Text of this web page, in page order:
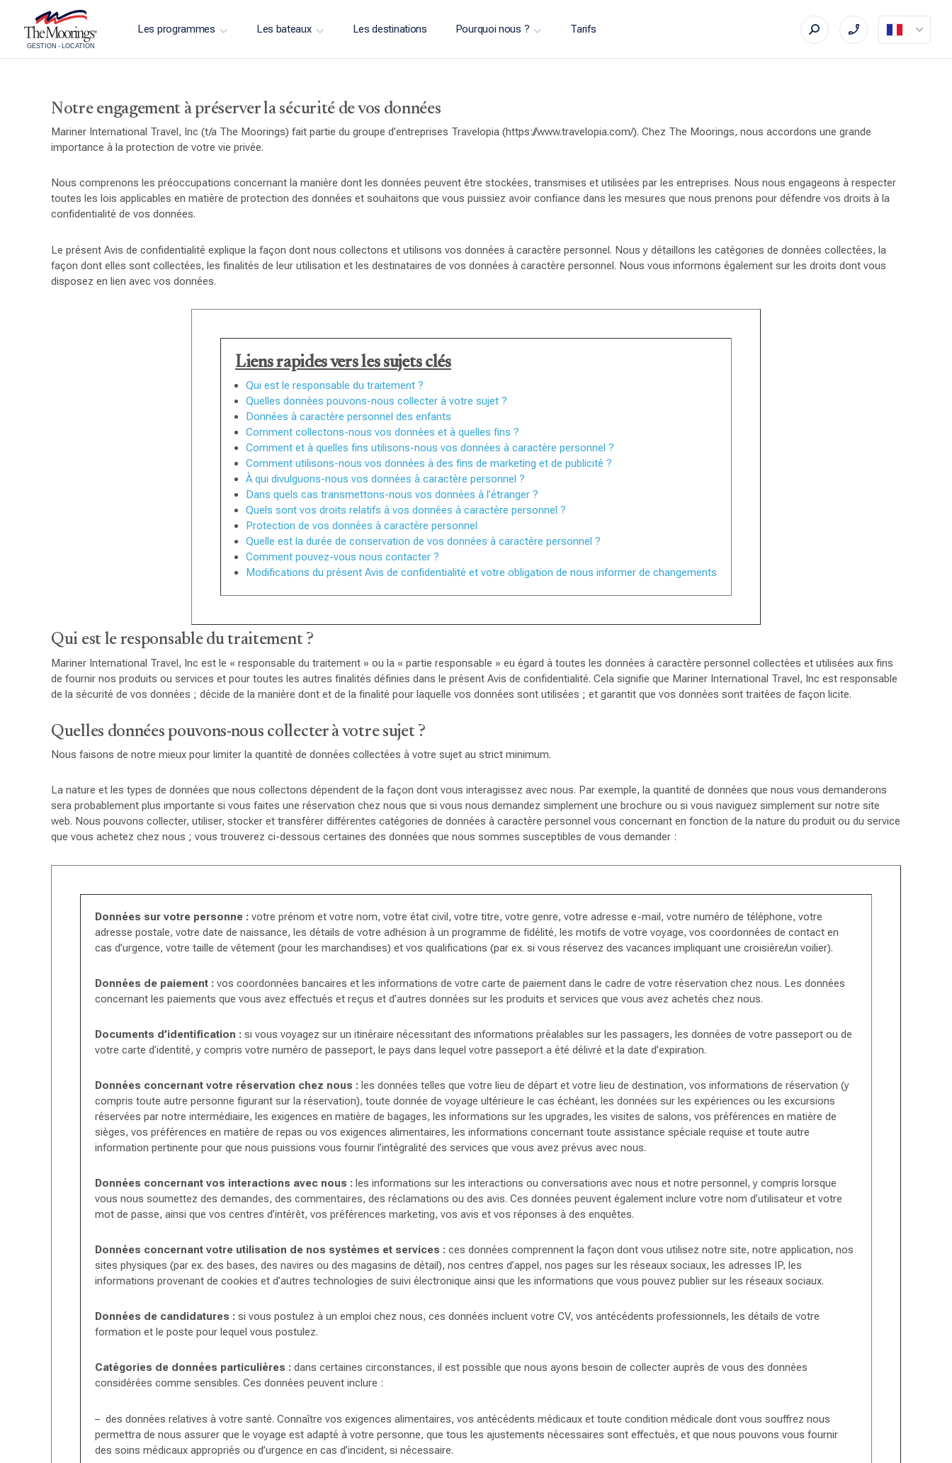
GESTION - LOCATION
Les programmes Les bateaux Les destinations Pourquoi nous ? Tarifs
Notre engagement à préserver la sécurité de vos données
Mariner International Travel, Inc (t/a The Moorings) fait partie du groupe d’entreprises Travelopia (https://www.travelopia.com/). Chez The Moorings, nous accordons une grande
importance à la protection de votre vie privée.
Nous comprenons les préoccupations concernant la manière dont les données peuvent être stockées, transmises et utilisées par les entreprises. Nous nous engageons à respecter
toutes les lois applicables en matière de protection des données et souhaitons que vous puissiez avoir confiance dans les mesures que nous prenons pour défendre vos droits à la
confidentialité de vos données.
Le présent Avis de confidentialité explique la façon dont nous collectons et utilisons vos données à caractère personnel. Nous y détaillons les catégories de données collectées, la
façon dont elles sont collectées, les finalités de leur utilisation et les destinataires de vos données à caractère personnel. Nous vous informons également sur les droits dont vous
disposez en lien avec vos données.
Liens rapides vers les sujets clés
Qui est le responsable du traitement ?
Quelles données pouvons-nous collecter à votre sujet ?
Données à caractère personnel des enfants
Comment collectons-nous vos données et à quelles fins ?
Comment et à quelles fins utilisons-nous vos données à caractère personnel ?
Comment utilisons-nous vos données à des fins de marketing et de publicité ?
À qui divulguons-nous vos données à caractère personnel ?
Dans quels cas transmettons-nous vos données à l’étranger ?
Quels sont vos droits relatifs à vos données à caractère personnel ?
Protection de vos données à caractère personnel
Quelle est la durée de conservation de vos données à caractère personnel ?
Comment pouvez-vous nous contacter ?
Modifications du présent Avis de confidentialité et votre obligation de nous informer de changements
Qui est le responsable du traitement ?
Mariner International Travel, Inc est le « responsable du traitement » ou la « partie responsable » eu égard à toutes les données à caractère personnel collectées et utilisées aux fins
de fournir nos produits ou services et pour toutes les autres finalités définies dans le présent Avis de confidentialité. Cela signifie que Mariner International Travel, Inc est responsable
de la sécurité de vos données ; décide de la manière dont et de la finalité pour laquelle vos données sont utilisées ; et garantit que vos données sont traitées de façon licite.
Quelles données pouvons-nous collecter à votre sujet ?
Nous faisons de notre mieux pour limiter la quantité de données collectées à votre sujet au strict minimum.
La nature et les types de données que nous collectons dépendent de la façon dont vous interagissez avec nous. Par exemple, la quantité de données que nous vous demanderons
sera probablement plus importante si vous faites une réservation chez nous que si vous nous demandez simplement une brochure ou si vous naviguez simplement sur notre site
web. Nous pouvons collecter, utiliser, stocker et transférer différentes catégories de données à caractère personnel vous concernant en fonction de la nature du produit ou du service
que vous achetez chez nous ; vous trouverez ci-dessous certaines des données que nous sommes susceptibles de vous demander :
Données sur votre personne : votre prénom et votre nom, votre état civil, votre titre, votre genre, votre adresse e-mail, votre numéro de téléphone, votre
adresse postale, votre date de naissance, les détails de votre adhésion à un programme de fidélité, les motifs de votre voyage, vos coordonnées de contact en
cas d’urgence, votre taille de vêtement (pour les marchandises) et vos qualifications (par ex. si vous réservez des vacances impliquant une croisière/un voilier).
Données de paiement : vos coordonnées bancaires et les informations de votre carte de paiement dans le cadre de votre réservation chez nous. Les données
concernant les paiements que vous avez effectués et reçus et d’autres données sur les produits et services que vous avez achetés chez nous.
Documents d’identification : si vous voyagez sur un itinéraire nécessitant des informations préalables sur les passagers, les données de votre passeport ou de
votre carte d’identité, y compris votre numéro de passeport, le pays dans lequel votre passeport a été délivré et la date d’expiration.
Données concernant votre réservation chez nous : les données telles que votre lieu de départ et votre lieu de destination, vos informations de réservation (y
compris toute autre personne figurant sur la réservation), toute donnée de voyage ultérieure le cas échéant, les données sur les expériences ou les excursions
réservées par notre intermédiaire, les exigences en matière de bagages, les informations sur les upgrades, les visites de salons, vos préférences en matière de
sièges, vos préférences en matière de repas ou vos exigences alimentaires, les informations concernant toute assistance spéciale requise et toute autre
information pertinente pour que nous puissions vous fournir l’intégralité des services que vous avez prévus avec nous.
Données concernant vos interactions avec nous : les informations sur les interactions ou conversations avec nous et notre personnel, y compris lorsque
vous nous soumettez des demandes, des commentaires, des réclamations ou des avis. Ces données peuvent également inclure votre nom d’utilisateur et votre
mot de passe, ainsi que vos centres d’intérêt, vos préférences marketing, vos avis et vos réponses à des enquêtes.
Données concernant votre utilisation de nos systèmes et services : ces données comprennent la façon dont vous utilisez notre site, notre application, nos
sites physiques (par ex. des bases, des navires ou des magasins de détail), nos centres d’appel, nos pages sur les réseaux sociaux, les adresses IP, les
informations provenant de cookies et d’autres technologies de suivi électronique ainsi que les informations que vous pouvez publier sur les réseaux sociaux.
Données de candidatures : si vous postulez à un emploi chez nous, ces données incluent votre CV, vos antécédents professionnels, les détails de votre
formation et le poste pour lequel vous postulez.
Catégories de données particulières : dans certaines circonstances, il est possible que nous ayons besoin de collecter auprès de vous des données
considérées comme sensibles. Ces données peuvent inclure :
– des données relatives à votre santé. Connaître vos exigences alimentaires, vos antécédents médicaux et toute condition médicale dont vous souffrez nous
permettra de nous assurer que le voyage est adapté à votre personne, que tous les ajustements nécessaires sont effectués, et que nous pouvons vous fournir
des soins médicaux appropriés ou d’urgence en cas d’incident, si nécessaire.